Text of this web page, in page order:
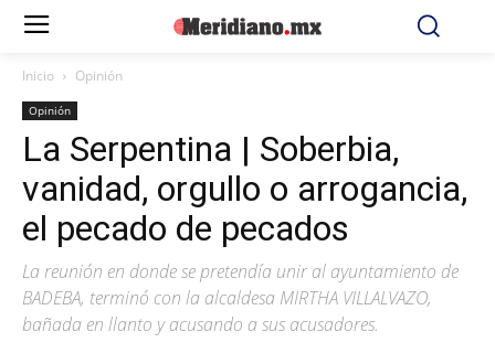
Inicio Opinión
Opinión
La Serpentina | Soberbia,
vanidad, orgullo o arrogancia,
el pecado de pecados
La reunión en donde se pretendía unir al ayuntamiento de
BADEBA, terminó con la alcaldesa MIRTHA VILLALVAZO,
bañada en llanto y acusando a sus acusadores.